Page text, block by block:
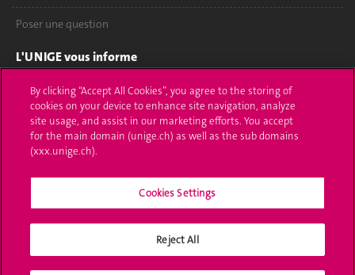
Poser une question
L'UNIGE vous informe
UNIGE Mobile
Médias
Offres d'emploi
Calendrier académique
Médias sociaux UNIGE
By clicking “Accept All Cookies”, you agree to the storing of
cookies on your device to enhance site navigation, analyze
site usage, and assist in our marketing efforts. You accept
for the main domain (unige.ch) as well as the sub domains
(xxx.unige.ch).
Cookies Settings
Reject All